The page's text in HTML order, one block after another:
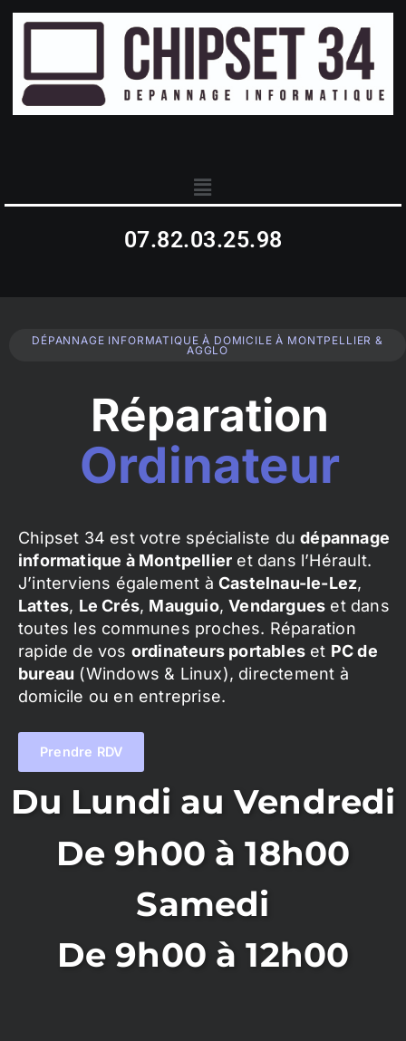
07.82.03.25.98
DÉPANNAGE INFORMATIQUE À DOMICILE À MONTPELLIER &
AGGLO
Réparation
Ordinateur
Chipset 34 est votre spécialiste dudépannage
informatique à Montpellier et dans l’Hérault.
J’interviens également à Castelnau-le-Lez,
Lattes, Le Crés, Mauguio,Vendargues et dans
toutes les communes proches. Réparation
rapide de vos ordinateurs portables et PC de
bureau (Windows & Linux), directement à
domicile ou en entreprise.
Prendre RDV
Du Lundi au Vendredi
De 9h00 à 18h00
Samedi
De 9h00 à 12h00